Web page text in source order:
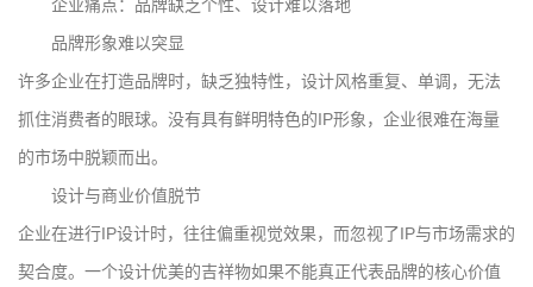
企业痛点：品牌缺乏个性、设计难以落地
品牌形象难以突显
许多企业在打造品牌时，缺乏独特性，设计风格重复、单调，无法
抓住消费者的眼球。没有具有鲜明特色的IP形象，企业很难在海量
的市场中脱颖而出。
设计与商业价值脱节
企业在进行IP设计时，往往偏重视觉效果，而忽视了IP与市场需求的
契合度。一个设计优美的吉祥物如果不能真正代表品牌的核心价值